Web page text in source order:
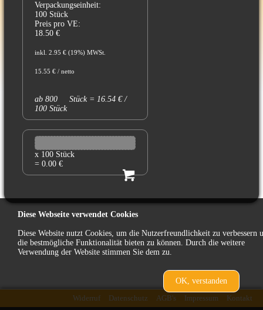
Verpackungseinheit:
100 Stück
Preis pro VE:
18.50 €
inkl. 2.95 € (19%) MWSt.
15.55 € / netto
ab 800 Stück = 16.54 € /
100 Stück
x 100 Stück
= 0.00 €
zurück
Kontakt
Impressum
AGB's
Datenschutz
Widerruf
Diese Webseite verwendet Cookies
Diese Website nutzt Cookies, um die Nutzerfreundlichkeit zu verbessern
die bestmögliche Funktionalität bieten zu können. Durch die weitere
Verwendung der Website stimmen Sie dem zu.
OK, verstanden